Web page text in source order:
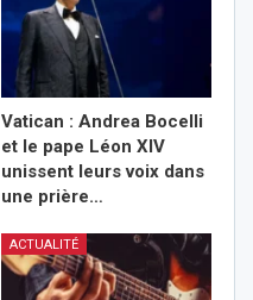
Vatican : Andrea Bocelli
et le pape Léon XIV
unissent leurs voix dans
une prière…
ACTUALITÉ